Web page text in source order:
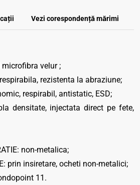
Vezi corespondenţă mărimi
velur ;
rezistenta la abraziune;
respirabil, antistatic, ESD;
densitate, injectata direct pe fete,
non-metalica;
prin insiretare, ocheti non-metalici;
11.